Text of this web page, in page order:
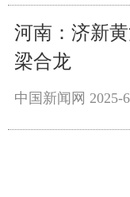
河南：济新
梁合龙
中国新闻网 2025-